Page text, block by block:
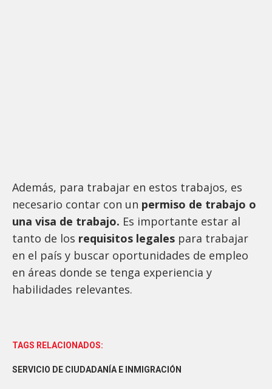
Además, para trabajar en estos trabajos, es
necesario contar con un permiso de trabajo o
una visa de trabajo. Es importante estar al
tanto de los requisitos legales para trabajar
en el país y buscar oportunidades de empleo
en áreas donde se tenga experiencia y
habilidades relevantes.
TAGS RELACIONADOS:
SERVICIO DE CIUDADANÍA E INMIGRACIÓN